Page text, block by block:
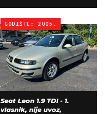
GODIŠTE: 2005.
Seat Leon 1.9 TDI - 1.
vlasnik, nije uvoz,